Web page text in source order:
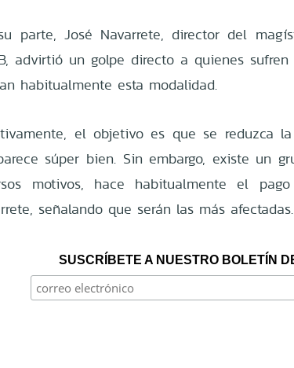
parte, José Navarrete, director del
advirtió un golpe directo a quienes
habitualmente esta modalidad.
el objetivo es que se reduzca
súper bien. Sin embargo, existe un
motivos, hace habitualmente el
señalando que serán las más afectadas.
SUSCRÍBETE A NUESTRO BOLETÍN